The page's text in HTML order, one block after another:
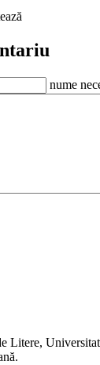
nume
Litere,